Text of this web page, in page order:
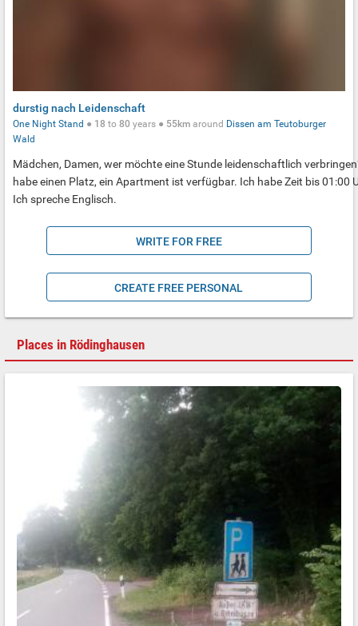
durstig nach Leidenschaft
Mädchen, Damen, wer möchte eine Stunde leidenschaftlich
habe einen Platz, ein Apartment ist verfügbar. Ich habe Zeit bis 01:00
Ich spreche Englisch.
One Night Stand ● 18 to 80 years ● 55km around Dissen am Teutoburger
Wald
WRITE FOR FREE
CREATE FREE PERSONAL
Places in Rödinghausen